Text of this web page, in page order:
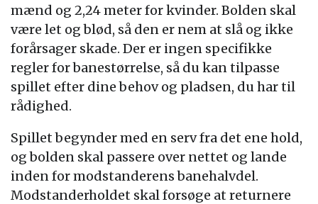
mænd og 2,24 meter for kvinder. Bolden skal
være let og blød, så den er nem at slå og ikke
forårsager skade. Der er ingen specifikke
regler for banestørrelse, så du kan tilpasse
spillet efter dine behov og pladsen, du har til
rådighed.
Spillet begynder med en serv fra det ene hold,
og bolden skal passere over nettet og lande
inden for modstanderens banehalvdel.
Modstanderholdet skal forsøge at returnere